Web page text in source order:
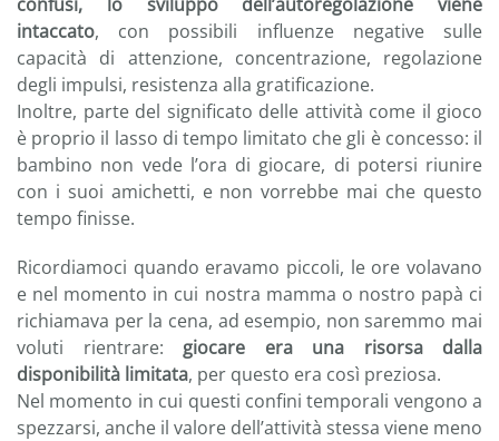
intaccato, con possibili influenze negative sulle
capacità di attenzione, concentrazione, regolazione
degli impulsi, resistenza alla gratificazione.
Inoltre, parte del significato delle attività come il gioco
è proprio il lasso di tempo limitato che gli è concesso: il
bambino non vede l’ora di giocare, di potersi riunire
con i suoi amichetti, e non vorrebbe mai che questo
tempo finisse.
Ricordiamoci quando eravamo piccoli, le ore volavano
e nel momento in cui nostra mamma o nostro papà ci
richiamava per la cena, ad esempio, non saremmo mai
voluti rientrare: giocare era una risorsa dalla
disponibilità limitata, per questo era così preziosa.
Nel momento in cui questi confini temporali vengono a
spezzarsi, anche il valore dell’attività stessa viene meno